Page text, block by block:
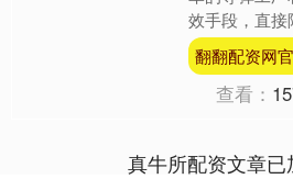
效手段，直
机产能，所谓
无人机产能不
翻翻配资网
查看：
真牛所配资文章已